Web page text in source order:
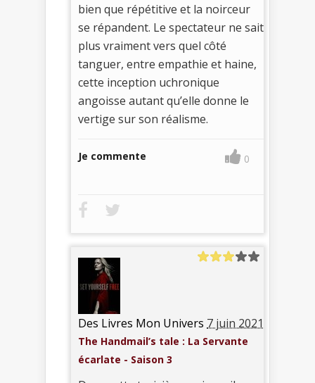
bien que répétitive et la noirceur
se répandent. Le spectateur ne sait
plus vraiment vers quel côté
tanguer, entre empathie et haine,
cette inception uchronique
angoisse autant qu’elle donne le
vertige sur son réalisme.
Je commente 0
Des Livres Mon Univers 7 juin 2021
The Handmail’s tale : La Servante
écarlate - Saison 3